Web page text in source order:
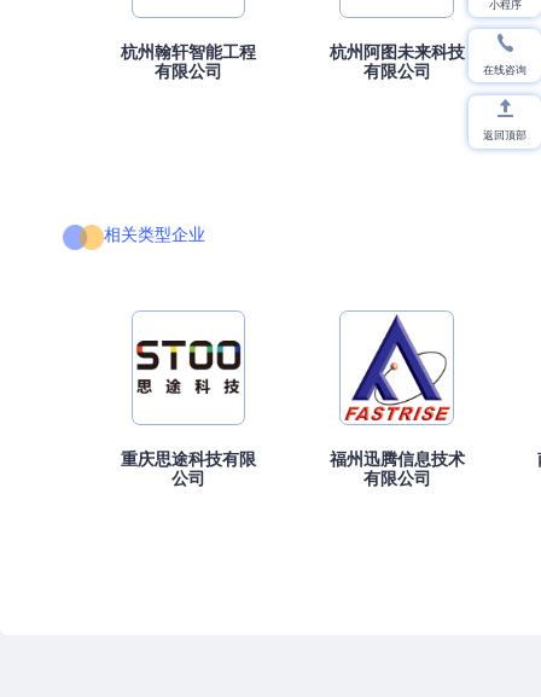
杭州翰轩智能工程
有限公司
杭州阿图未来科技
有限公司
相关类型企业
重庆思途科技有限
公司
福州迅腾信息技术
有限公司
在线咨询
返回顶部